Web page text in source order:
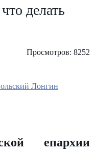
делать
Просмотров: 8252
Лонгин
епархии